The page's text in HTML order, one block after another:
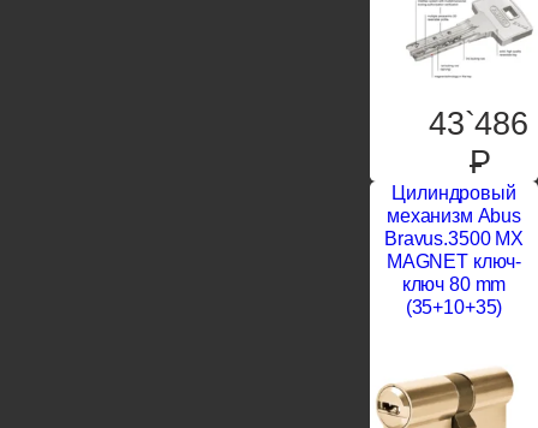
43`486
P
Цилиндровый
механизм Abus
Bravus.3500 MX
MAGNET ключ-
ключ 80 mm
(35+10+35)